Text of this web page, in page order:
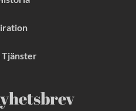
Tjänster